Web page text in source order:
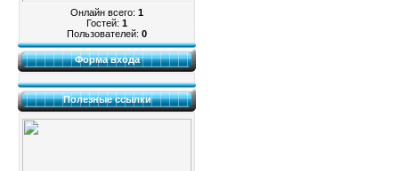
Онлайн всего: 1
Гостей: 1
Пользователей: 0
Форма входа
Полезные ссылки